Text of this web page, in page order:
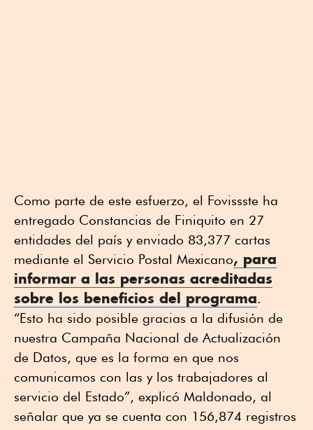
Como parte de este esfuerzo, el Fovissste ha
entregado Constancias de Finiquito en 27
entidades del país y enviado 83,377 cartas
mediante el Servicio Postal Mexicano, para
informar a las personas acreditadas
sobre los beneficios del programa.
“Esto ha sido posible gracias a la difusión de
nuestra Campaña Nacional de Actualización
de Datos, que es la forma en que nos
comunicamos con las y los trabajadores al
servicio del Estado”, explicó Maldonado, al
señalar que ya se cuenta con 156,874 registros